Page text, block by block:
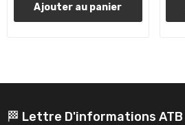
Ajouter au panier
🏁 Lettre D'informations ATB